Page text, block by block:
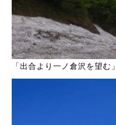
「出合より一ノ倉沢を望む」